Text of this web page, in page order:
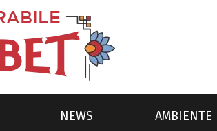
NEWS AMBIENTE